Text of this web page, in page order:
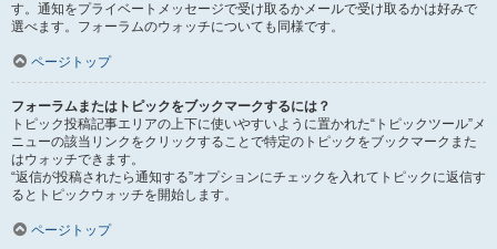
す。通知をプライベートメッセージで受け取るかメールで受け取るかは好みで
選べます。フォーラムのウォッチについても同様です。
ページトップ
フォーラムまたはトピックをブックマークするには？
トピック投稿記事エリアの上下に使いやすいように置かれた“トピックツール”メ
ニューの該当リンクをクリックすることで特定のトピックをブックマークまた
はウォッチできます。
“返信が投稿されたら通知する”オプションにチェックを入れてトピックに返信す
るとトピックウォッチを開始します。
ページトップ